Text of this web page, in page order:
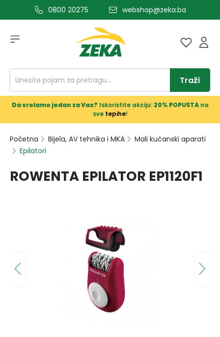
glavni sadržaj0800 20275 webshop@zeka.ba
Traži
Da srolamo jedan za Vas? Iskoristite akciju: 20% POPUSTAna
sve tepihe!
Početna Bijela, AV tehnika i MKA
Mali kućanski aparati
Epilatori
ROWENTA EPILATOR EP1120F1